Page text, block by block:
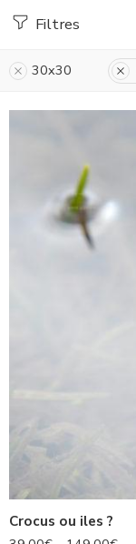
Filtres
30x30
Crocus ou iles ?